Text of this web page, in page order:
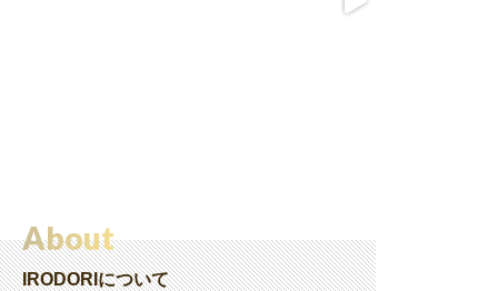
About
IRODORIについて